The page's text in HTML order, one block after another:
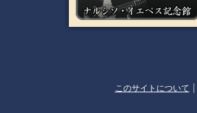
このサイトについて